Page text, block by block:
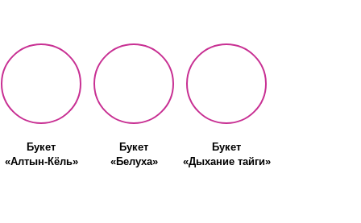
Букет
«Алтын-Кёль»
Букет
«Белуха»
Букет
«Дыхание тайги»